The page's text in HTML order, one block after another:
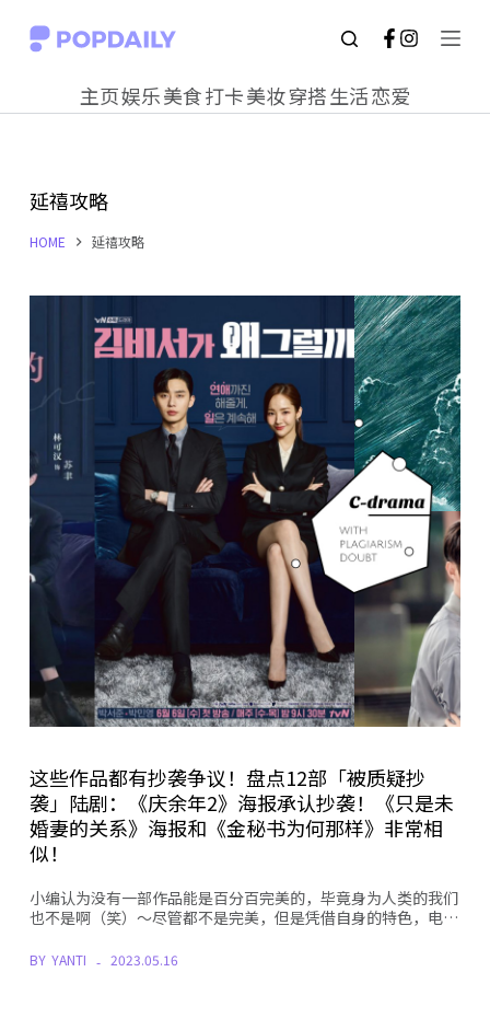
S
o
c
t
e
t
主页娱乐美食打卡美妆穿搭生活恋爱
延禧攻略
HOME 延禧攻略
这些作品都有抄袭争议！盘点12部「被质疑抄
袭」陆剧：《庆余年2》海报承认抄袭！《只是未
婚妻的关系》海报和《金秘书为何那样》非常相
似！
小编认为没有一部作品能是百分百完美的，毕竟身为人类的我们
也不是啊（笑）～尽管都不是完美，但是凭借自身的特色，电…
BY YANTI 2023.05.16